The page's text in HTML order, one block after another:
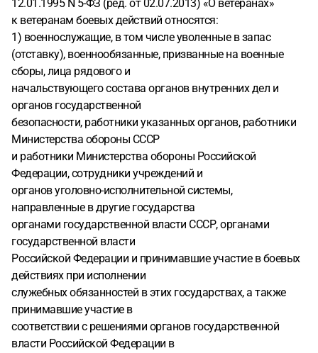
12.01.1995 N 5-ФЗ (ред. от 02.07.2013) «О ветеранах»
кветеранам боевых действий относятся:
1) военнослужащие, в том числе уволенные в запас
(отставку), военнообязанные, призванные на военные
сборы, лица рядового и
начальствующего состава органов внутренних дел и
органов государственной
безопасности, работники указанных органов, работники
Министерства обороны СССР
и работники Министерства обороны Российской
Федерации, сотрудники учреждений и
органов уголовно-исполнительной системы,
направленные в другие государства
органами государственной власти СССР, органами
государственной власти
Российской Федерации и принимавшие участие в боевых
действиях при исполнении
служебных обязанностей в этих государствах, а также
принимавшие участие в
соответствии с решениями органов государственной
власти Российской Федерации в